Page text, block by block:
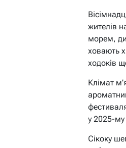
жителів
морем,
ховають
ходоків
Клімат
у 2025-му
Сікоку